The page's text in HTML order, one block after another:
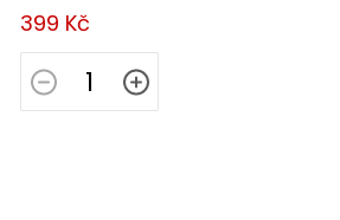
399 Kč